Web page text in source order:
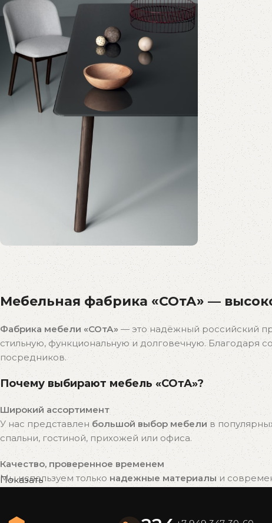
Распродажа
бестселлеров
Скидки на популярные модели!
К покупкам
Мебельная фабрика «СОтА» —
Фабрика мебели «СОтА» — это надёжный российский
стильную, функциональную и долговечную. Благодаря
посредников.
Почему выбирают мебель «СОтА»?
Широкий ассортимент
У нас представленбольшой выбор мебелив
спальни, гостиной, прихожей или офиса.
Качество, проверенное временем
Мы используем тольконадежные материалыи
Готовые решения — быстро и удобно
Показать